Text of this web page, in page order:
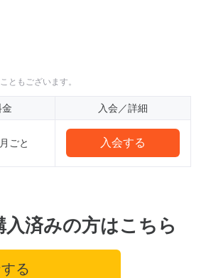
ともございます。
入会／詳細
ごと 入会する
済みの方はこちら
る